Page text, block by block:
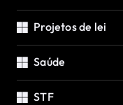
Projetos de lei
Saúde
STF